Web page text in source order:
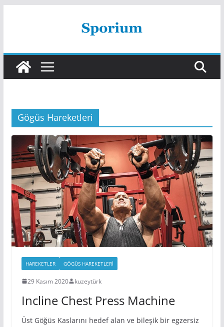
Gögüs Hareketleri
HAREKETLER GÖGÜS HAREKETLERI
29 Kasım 2020 kuzeytürk
Incline Chest Press Machine
Üst Göğüs Kaslarını hedef alan ve bileşik bir egzersiz